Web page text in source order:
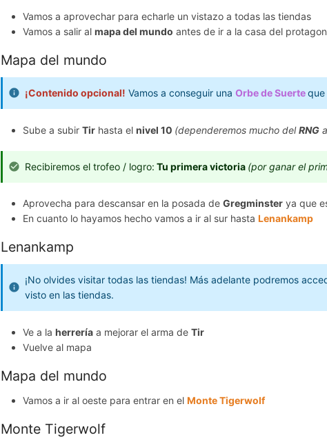
Vamos a aprovechar para echarle un vistazo a todas las tiendas
Vamos a salir almapa del mundo antes de ir a la casa del
Mapa del mundo
¡Contenido opcional! Vamos a conseguir unaOrbede Suerte
Sube a subirTir hasta elnivel 10 (dependeremos mucho delRNG
Recibiremos el trofeo / logro: Tu primera victoria (por ganar el
Aprovecha para descansar en la posada deGregminster ya que
En cuanto lo hayamos hecho vamos a ir al sur hastaLenankamp
Lenankamp
¡No olvides visitar todas las tiendas! Más adelante podremos
visto en las tiendas.
Ve a laherrería a mejorar el arma deTir
Vuelve al mapa
Mapa del mundo
Vamos a ir al oeste para entrar en elMonte Tigerwolf
Monte Tigerwolf